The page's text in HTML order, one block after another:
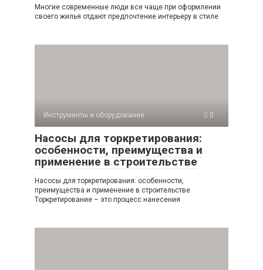
Многие современные люди все чаще при оформлении
своего жилья отдают предпочтение интерьеру в стиле
Инструменты и оборудование 0
Насосы для торкретирования:
особенности, преимущества и
применение в строительстве
Насосы для торкретирования: особенности,
преимущества и применение в строительстве
Торкретирование – это процесс нанесения